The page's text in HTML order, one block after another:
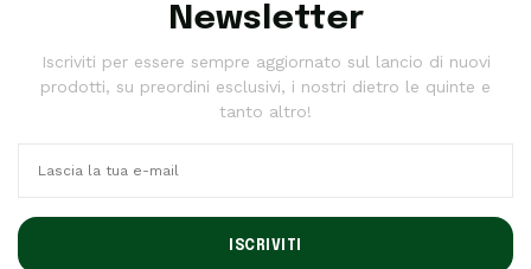
Newsletter
Iscriviti per essere sempre aggiornato sul lancio di nuovi
prodotti, su preordini esclusivi, i nostri dietro le quinte e
tanto altro!
ISCRIVITI